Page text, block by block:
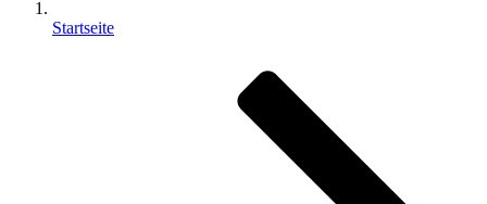
Startseite